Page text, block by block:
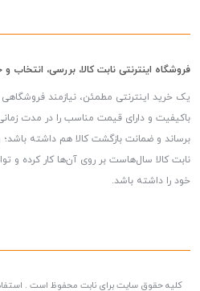
فروشگاه اینترنتی نابت کالا، بررسی، انتخاب و
یک خرید اینترنتی مطمئن، نیازمند
باکیفیت و دارای قیمت مناسب را در مدت
برساند و ضمانت بازگشت کالا هم داشته باشد؛
نابت کالا سال‌هاست بر روی آن‌ها کار کرده و
خود را داشته باشد.
کلیه حقوق سایت برای نابت محفوظ است .